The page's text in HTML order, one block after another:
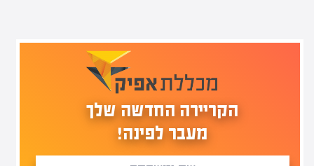
הקריירה החדשה שלך
מעבר לפינה!